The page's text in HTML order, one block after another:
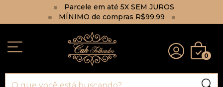
Parcele em até 5X SEM JUROS
MÍNIMO de compras R$99,99
0